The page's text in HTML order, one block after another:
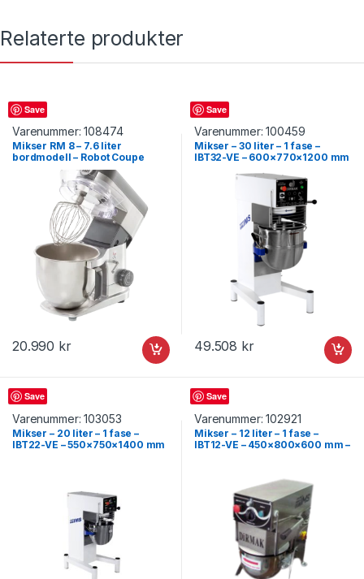
Relaterte produkter
Save
Mikser
Varenummer:108474
Mikser RM 8 – 7.6 liter
bordmodell – Robot Coupe
20.990 kr
Save
Mikser
Varenummer:100459
Mikser – 30 liter – 1 fase –
IBT32-VE – 600×770×1200 mm
49.508 kr
Save
Mikser
Varenummer:103053
Mikser – 20 liter – 1 fase –
IBT22-VE – 550×750×1400 mm
Save
Mikser
Varenummer:102921
Mikser – 12 liter – 1 fase –
IBT12-VE – 450×800×600 mm –